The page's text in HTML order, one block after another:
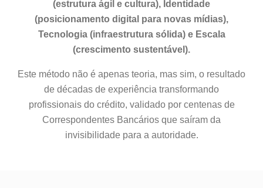
(estrutura ágil e cultura), Identidade
(posicionamento digital para novas mídias),
Tecnologia (infraestrutura sólida) e Escala
(crescimento sustentável).
Este método não é apenas teoria, mas sim, o resultado
de décadas de experiência transformando
profissionais do crédito, validado por centenas de
Correspondentes Bancários que saíram da
invisibilidade para a autoridade.